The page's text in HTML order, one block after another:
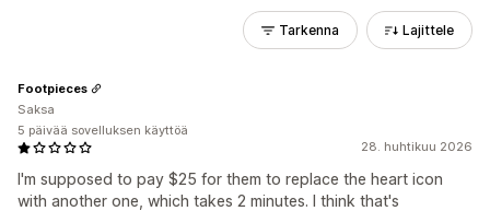
Tarkenna Lajittele
28. huhtikuu 2026
I'm supposed to pay $25 for them to replace the heart icon
with another one, which takes 2 minutes. I think that's
Footpieces
Saksa
5 päivää sovelluksen käyttöä